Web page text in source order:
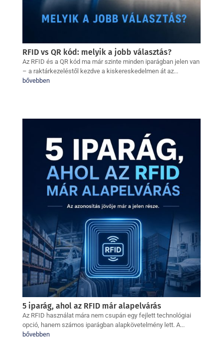
RFID vs QR kód: melyik a jobb választás?
Az RFID és a QR kód ma már szinte minden iparágban jelen van
– a raktárkezeléstől kezdve a kiskereskedelmen át az...
bővebben
5 iparág, ahol az RFID már alapelvárás
Az RFID használat mára nem csupán egy fejlett technológiai
opció, hanem számos iparágban alapkövetelmény lett. A...
bővebben